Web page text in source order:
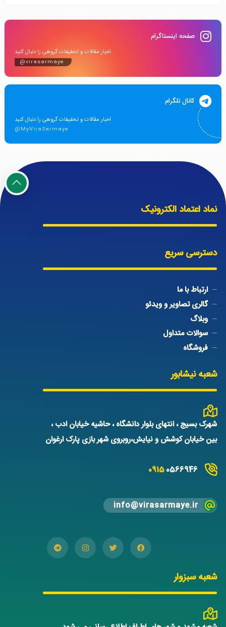
صفحه اینستاگرام
اخبار مقالات و تخفیفات گروهی را دنبال کنید
@virasarmaye
کانال تلگرام
اخبار مقالات و تخفیفات گروهی را دنبال کنید
@MyViraSarmaye
نماد اعتماد الکترونیک
دسترسی سریع
ارتباط با ما
گالری تصاویر و ویدئو
وبلاگ
سوالات متداول
فروشگاه
شعبه نیشابور
شهرک بسیج ، انتهای بلوار دانشگاه ، حاشیه خیابان ادب ،
بین خیابان کوشش و نیایش،روبروی شهر بازی پارک ارغوان
09150566946
info@virasarmaye.ir
شعبه سبزوار